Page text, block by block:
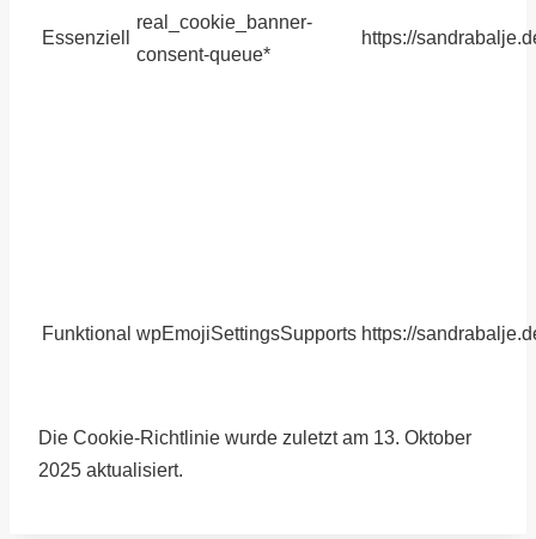
Essenziell
real_cookie_banner-
consent-queue*
https://
Funktional wpEmojiSettingsSupports https://
Die Cookie-Richtlinie wurde zuletzt am 13. Oktober
2025 aktualisiert.